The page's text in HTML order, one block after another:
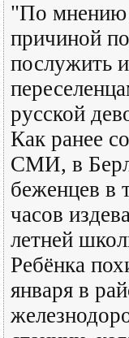
"По
причиной
послужить
русской
Как ранее
СМИ, в
беженцев в
часов
летней
Ребёнка
января в